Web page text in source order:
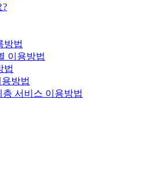
?
방법
이용방법
법
방법
층 서비스 이용방법